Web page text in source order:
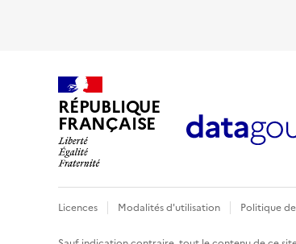
RÉPUBLIQUE
FRANÇAISE
Licences Modalités d'utilisation Politique